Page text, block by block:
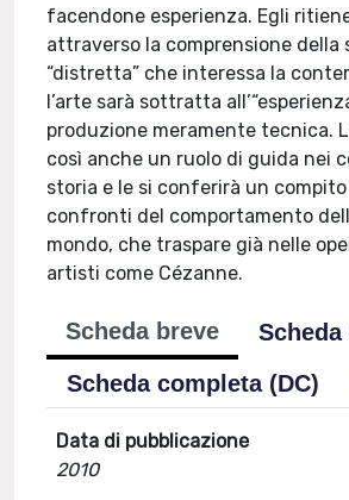
facendone esperienza. Egli
attraverso la comprensione della
“distretta” che interessa la
l’arte sarà sottratta
produzione meramente tecnica.
così anche un ruolo di guida nei
storia e le si conferirà un
confronti del comportamento
mondo, che traspare già nelle
artisti come Cézanne.
Scheda breve
Scheda completa (DC)
Data di pubblicazione
2010